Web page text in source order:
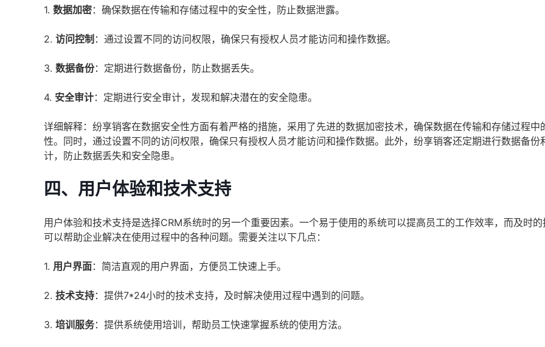
1. 数据加密：确保数据在传输和存储过程中的安全性，防止数据泄露。
2. 访问控制 ：通过设置不同的访问权限，确保只有授权人员才能访问和操作数据。
3. 数据备份：定期进行数据备份，防止数据丢失。
4. 安全审计：定期进行安全审计，发现和解决潜在的安全隐患。
详细解释：纷享销客在数据安全性方面有着严格的措施，采用了先进的数据加密技术，确保数据在传输和存储过程中
性。同时，通过设置不同的访问权限，确保只有授权人员才能访问和操作数据。此外，纷享销客还定期进行数据备份
计，防止数据丢失和安全隐患。
四、用户体验和技术支持
用户体验和技术支持是选择CRM系统时的另一个重要因素。一个易于使用的系统可以提高员工的工作效率，而及时
可以帮助企业解决在使用过程中的各种问题。需要关注以下几点：
1. 用户界面：简洁直观的用户界面，方便员工快速上手。
2. 技术支持：提供7*24小时的技术支持，及时解决使用过程中遇到的问题。
3. 培训服务：提供系统使用培训，帮助员工快速掌握系统的使用方法。